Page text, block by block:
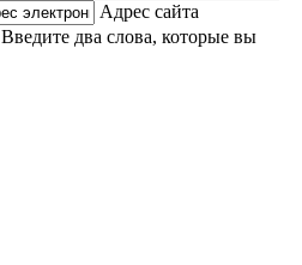
Адрес сайта
Введите два слова, которые вы